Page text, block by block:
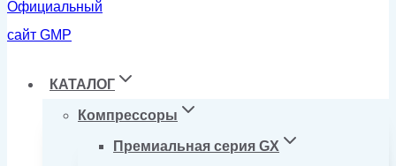
КАТАЛОГ
Компрессоры
Премиальная серия GX